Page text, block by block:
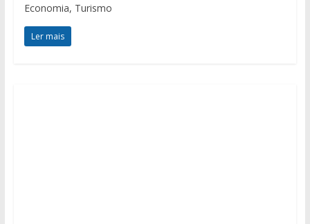
Economia, Turismo
Ler mais